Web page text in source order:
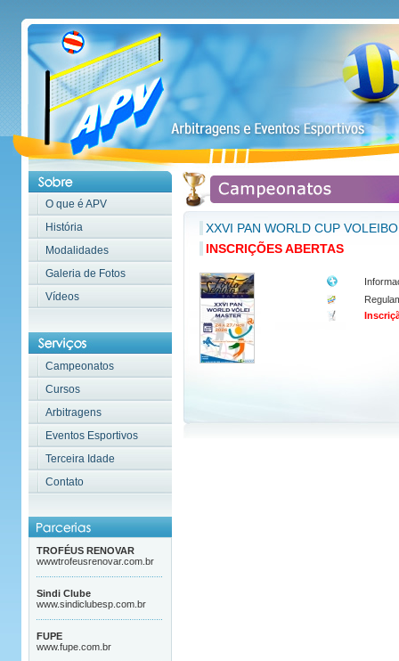
O que é APV
História
Modalidades
Galeria de Fotos
Vídeos
Campeonatos
Cursos
Arbitragens
Eventos Esportivos
Terceira Idade
Contato
TROFÉUS RENOVAR
wwwtrofeusrenovar.com.br
Sindi Clube
www.sindiclubesp.com.br
FUPE
www.fupe.com.br
XXVI PAN WORLD CUP
INSCRIÇÕES ABERTAS